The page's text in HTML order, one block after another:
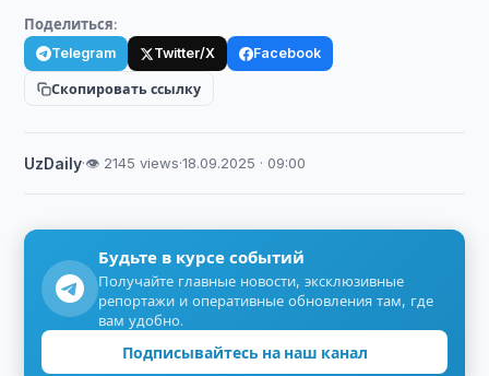
Поделиться:
Telegram Twitter/X Facebook
Скопировать ссылку
UzDaily·👁 2145 views·18.09.2025 · 09:00
Будьте в курсе событий
Получайте главные новости, эксклюзивные
репортажи и оперативные обновления там, где
вам удобно.
Подписывайтесь на наш канал